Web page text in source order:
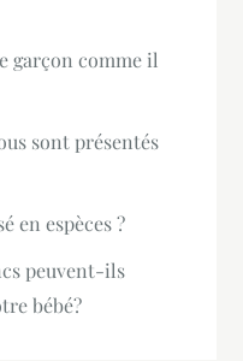
garçon comme il
sont présentés
en espèces ?
peuvent-ils
bébé?